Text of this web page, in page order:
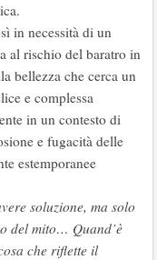
in necessità di un
al rischio del baratro in
bellezza che cerca un
e complessa
in un contesto di
e fugacità delle
estemporanee
soluzione, ma solo
del mito… Quand’è
che riflette il